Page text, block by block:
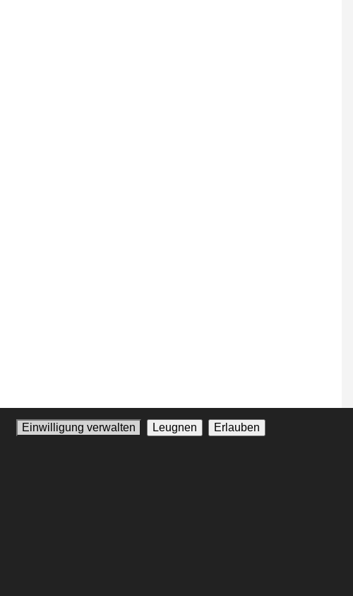
Einwilligung verwalten Leugnen Erlauben